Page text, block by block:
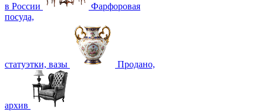
в России
Фарфоровая
посуда,
статуэтки, вазы Продано,
архив